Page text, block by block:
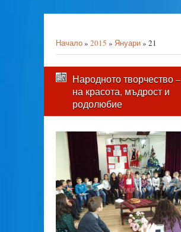
Начало» 2015 » Януари» 21
Народното творчество
на красота, мъдрост и
родолюбие